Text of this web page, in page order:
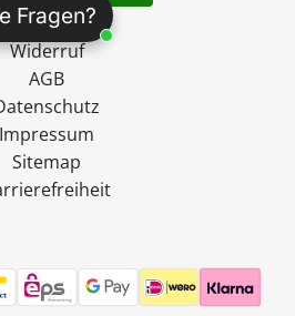
Fragen?
Versand
Widerruf
AGB
Impressum
Sitemap